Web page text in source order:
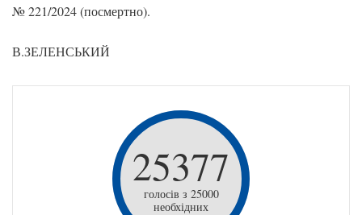
№ 221/2024 (посмертно).
В.ЗЕЛЕНСЬКИЙ
25377
голосів з 25000
необхідних